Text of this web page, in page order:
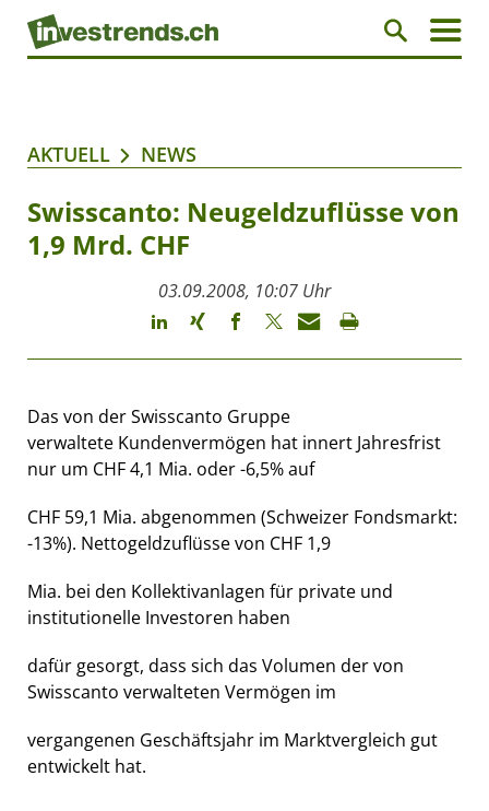
AKTUELL NEWS
Swisscanto: Neugeldzuflüsse von
1,9 Mrd. CHF
03.09.2008, 10:07 Uhr
Das von der Swisscanto Gruppe
verwaltete Kundenvermögen hat innert Jahresfrist
nur um CHF 4,1 Mia. oder -6,5% auf
CHF 59,1 Mia. abgenommen (Schweizer Fondsmarkt:
-13%). Nettogeldzuflüsse von CHF 1,9
Mia. bei den Kollektivanlagen für private und
institutionelle Investoren haben
dafür gesorgt, dass sich das Volumen der von
Swisscanto verwalteten Vermögen im
vergangenen Geschäftsjahr im Marktvergleich gut
entwickelt hat.